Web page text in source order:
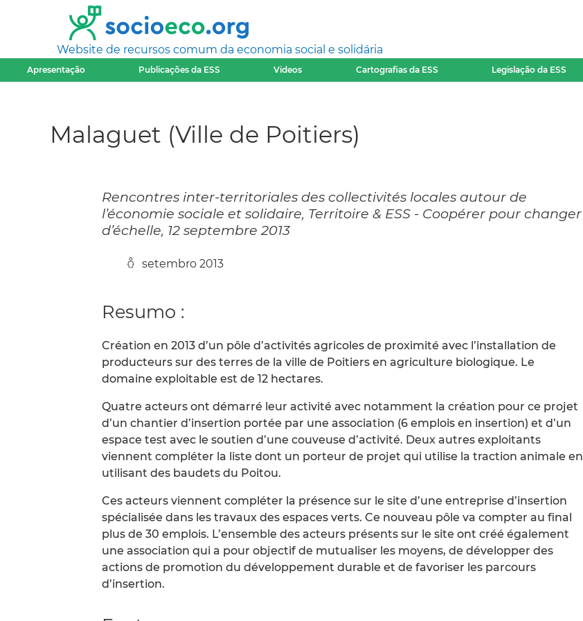
Website de recursos comum da economia social e solidária
Apresentação Publicações da ESS Videos Cartografias da ESS Legislação da ESS
Malaguet (Ville de Poitiers)
Rencontres inter-territoriales des collectivités locales autour de
l’économie sociale et solidaire, Territoire & ESS - Coopérer pour changer
d’échelle, 12 septembre 2013
setembro 2013
Resumo :
Création en 2013 d’un pôle d’activités agricoles de proximité avec l’installation de
producteurs sur des terres de la ville de Poitiers en agriculture biologique. Le
domaine exploitable est de 12 hectares.
Quatre acteurs ont démarré leur activité avec notamment la création pour ce projet
d’un chantier d’insertion portée par une association (6 emplois en insertion) et d’un
espace test avec le soutien d’une couveuse d’activité. Deux autres exploitants
viennent compléter la liste dont un porteur de projet qui utilise la traction animale en
utilisant des baudets du Poitou.
Ces acteurs viennent compléter la présence sur le site d’une entreprise d’insertion
spécialisée dans les travaux des espaces verts. Ce nouveau pôle va compter au final
plus de 30 emplois. L’ensemble des acteurs présents sur le site ont créé également
une association qui a pour objectif de mutualiser les moyens, de développer des
actions de promotion du développement durable et de favoriser les parcours
d’insertion.